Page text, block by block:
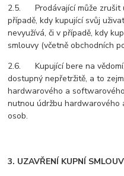
2.5. Prodávající může zrušit
případě, kdy kupující svůj
nevyužívá, či v případě, kdy
smlouvy (včetně obchodních
2.6. Kupující bere na
dostupný nepřetržitě, a to
hardwarového a
nutnou údržbu
osob.
3. UZAVŘENÍ KUPNÍ